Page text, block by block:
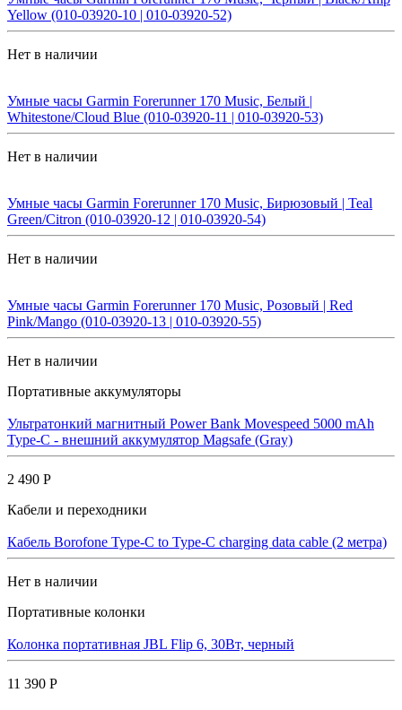
Yellow (010-03920-10 | 010-03920-52)
Нет в наличии
Умные часы Garmin Forerunner 170 Music, Белый |
Whitestone/Cloud Blue (010-03920-11 | 010-03920-53)
Нет в наличии
Умные часы Garmin Forerunner 170 Music, Бирюзовый | Teal
Green/Citron (010-03920-12 | 010-03920-54)
Нет в наличии
Умные часы Garmin Forerunner 170 Music, Розовый | Red
Pink/Mango (010-03920-13 | 010-03920-55)
Нет в наличии
Портативные аккумуляторы
Ультратонкий магнитный Power Bank Movespeed 5000 mAh
Type-C - внешний аккумулятор Magsafe (Gray)
2 490 Р
Кабели и переходники
Кабель Borofone Type-C to Type-C charging data cable (2 метра)
Нет в наличии
Портативные колонки
Колонка портативная JBL Flip 6, 30Вт, черный
11 390 Р